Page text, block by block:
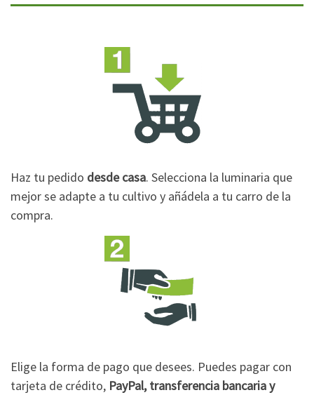
Haz tu pedido desde casa. Selecciona la luminaria que
mejor se adapte a tu cultivo y añádela a tu carro de la
compra.
Elige la forma de pago que desees. Puedes pagar con
tarjeta de crédito, PayPal, transferencia bancaria y